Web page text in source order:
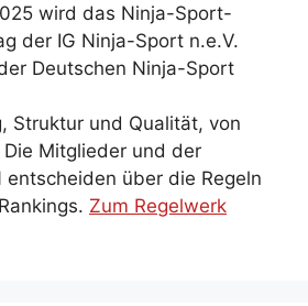
wird das Ninja-Sport-
der IG Ninja-Sport n.e.V.
Deutschen Ninja-Sport
Struktur und Qualität, von
Mitglieder und der
entscheiden über die Regeln
Zum Regelwerk